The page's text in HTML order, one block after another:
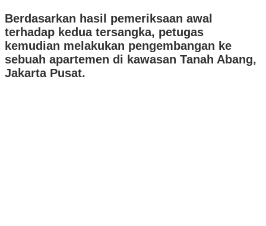
Berdasarkan hasil pemeriksaan awal
terhadap kedua tersangka, petugas
kemudian melakukan pengembangan ke
sebuah apartemen di kawasan Tanah Abang,
Jakarta Pusat.